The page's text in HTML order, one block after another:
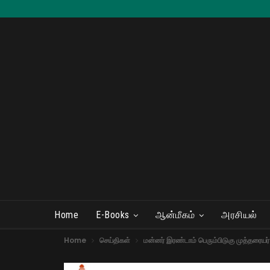
Home E-Books ஆன்மீகம் அரசியல்
Home செய்திகள் மன்னர் இரண்டாம் பெரும்பிடுகு